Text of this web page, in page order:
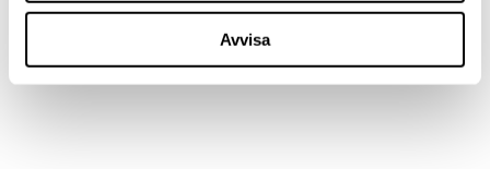
Avvisa